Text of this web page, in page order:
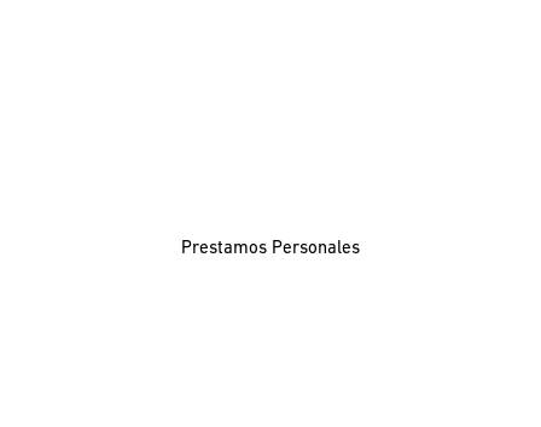
Prestamos Personales